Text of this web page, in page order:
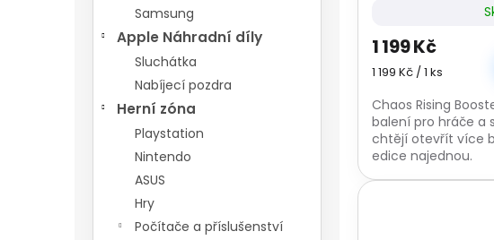
Samsung
Apple Náhradní díly
Sluchátka
Nabíjecí pozdra
Herní zóna
Playstation
Nintendo
ASUS
Hry
Počítače a příslušenství
1 199 Kč
Měrná
1 199 Kč / 1 ks
Chaos Rising
balení pro hráče a
chtějí otevřít více
edice najednou.